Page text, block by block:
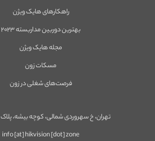
تهران، خ سهروردی شمالی، کوچه بیشه، پلاک ۵، واحد ۲۰۱
info [at] hikvision [dot] zone
راهکارهای هایک ویژن
بهترین دوربین مداربسته ۲۰۲۳
مجله هایک ویژن
مسکات زون
فرصت‌های شغلی در زون